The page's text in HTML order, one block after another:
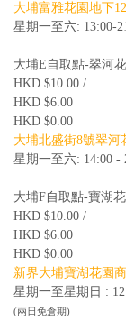
大埔富雅花園地下
星期一至六: 13:00-
大埔E自取點-翠河
HKD $10.00 /
HKD $6.00
HKD $0.00
大埔北盛街8號翠
星期一至六: 14:00 -
大埔F自取點-寶湖
HKD $10.00 /
HKD $6.00
HKD $0.00
新界大埔寶湖花園
星期一至星期日 :
(兩日免倉期)